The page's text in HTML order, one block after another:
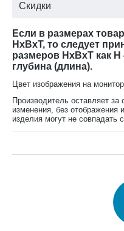
Скидки
Если в размерах
HxBxT, то следует
размеров HxBxT как
глубина (длина).
Цвет изображения на
Производитель оставляет за
изменения, без отображения
изделия могут не совпадать